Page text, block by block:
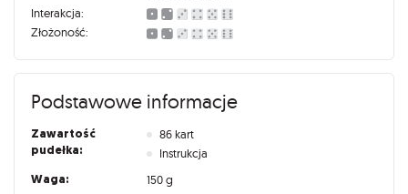
Interakcja:
Złożoność:
Podstawowe informacje
Zawartość
pudełka:
86 kart
Instrukcja
Waga: 150 g